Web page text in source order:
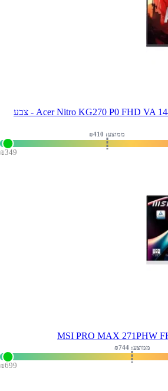
מסך מחשב גיימינג ''Acer Nitro KG270 P0 FHD VA 144Hz 27 - צבע
₪349
ממוצע: ₪ 410
₪699
ממוצע: ₪744